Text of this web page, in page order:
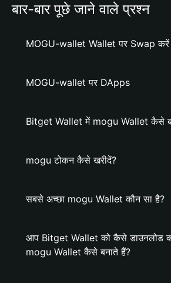
बार-बार पूछे जाने वाले प्रश्न
MOGU-wallet Wallet पर Swap करें
MOGU-wallet पर DApps
Bitget Wallet में mogu Wallet कैसे
mogu टोकन कैसे खरीदें?
सबसे अच्छा mogu Wallet कौन सा है?
आप Bitget Wallet को कैसे डाउनलोड
mogu Wallet कैसे बनाते हैं?